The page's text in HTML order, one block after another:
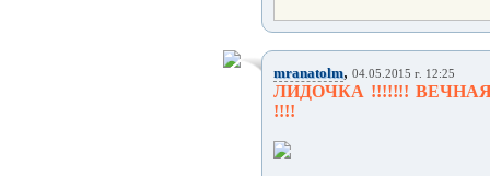
mranatolm, 04.05.2015 г. 12:25
ЛИДОЧКА !!!!!!!
!!!!